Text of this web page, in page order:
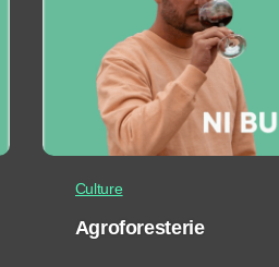
Culture
Agroforesterie